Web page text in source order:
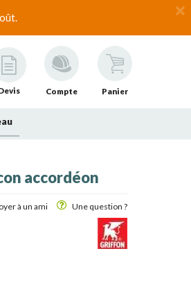
Compte Panier
accordéon
à un ami Une question ?